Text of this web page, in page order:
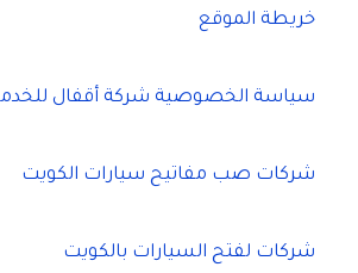
خريطة الموقع
سياسة الخصوصية شركة أقفال
شركات صب مفاتيح سيارات الكويت
شركات لفتح السيارات بالكويت